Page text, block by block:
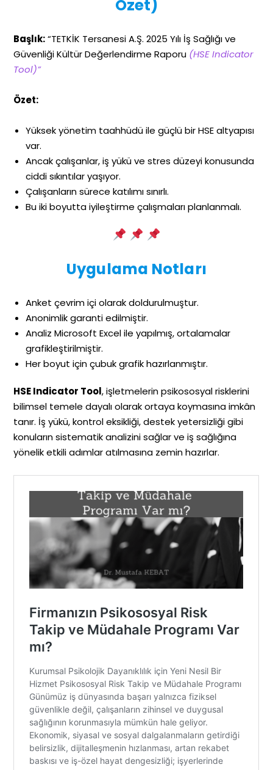
Özet)
Başlık:“TETKİK Tersanesi A.Ş. 2025 Yılı İş Sağlığı ve
Güvenliği Kültür Değerlendirme Raporu (HSE Indicator
Tool)”
Özet:
Yüksek yönetim taahhüdü ile güçlü bir HSE altyapısı
var.
Ancak çalışanlar, iş yükü ve stres düzeyi konusunda
ciddi sıkıntılar yaşıyor.
Çalışanların sürece katılımı sınırlı.
Bu iki boyutta iyileştirme çalışmaları planlanmalı.
Uygulama Notları
Anket çevrim içi olarak doldurulmuştur.
Anonimlik garanti edilmiştir.
Analiz Microsoft Excel ile yapılmış, ortalamalar
grafikleştirilmiştir.
Her boyut için çubuk grafik hazırlanmıştır.
HSE Indicator Tool, işletmelerin psikososyal risklerini
bilimsel temele dayalı olarak ortaya koymasına imkân
tanır. İş yükü, kontrol eksikliği, destek yetersizliği gibi
konuların sistematik analizini sağlar ve iş sağlığına
yönelik etkili adımlar atılmasına zemin hazırlar.